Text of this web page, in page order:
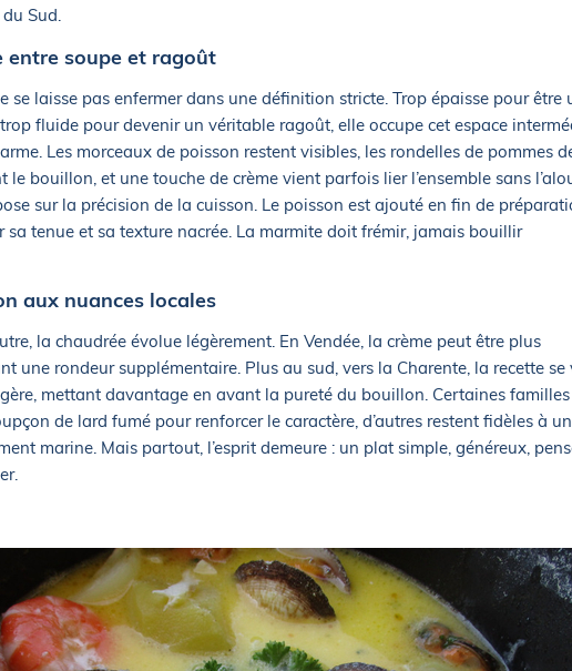
Sud.
entre soupe et ragoût
se laisse pas enfermer dans une définition stricte. Trop épaisse pour être
fluide pour devenir un véritable ragoût, elle occupe cet espace
Les morceaux de poisson restent visibles, les rondelles de pommes
le bouillon, et une touche de crème vient parfois lier l’ensemble sans
sur la précision de la cuisson. Le poisson est ajouté en fin de
sa tenue et sa texture nacrée. La marmite doit frémir, jamais bouillir
aux nuances locales
la chaudrée évolue légèrement. En Vendée, la crème peut être plus
une rondeur supplémentaire. Plus au sud, vers la Charente, la recette se
mettant davantage en avant la pureté du bouillon. Certaines
de lard fumé pour renforcer le caractère, d’autres restent fidèles à
marine. Mais partout, l’esprit demeure : un plat simple, généreux,